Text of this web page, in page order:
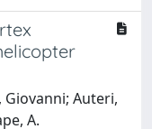
Giovanni; Auteri,
A.